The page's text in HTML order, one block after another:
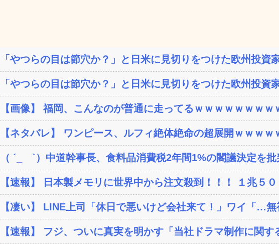
「やつらの目は節穴か？」と日米に見切りをつけた欧州投資
「やつらの目は節穴か？」と日米に見切りをつけた欧州投資
【画像】 福岡、こんなのが普通に走ってるｗｗｗｗｗｗｗ
【ネタバレ】 ワンピース、ルフィ絶体絶命の超展開ｗｗｗ
（ ´_ゝ`）中道幹事長、食料品消費税2年間1%の閣議決定を
【速報】 日本製メモリに世界中から注文殺到！！！ １兆５
【凄い】 LINE上司「休日で悪いけど会社来て！」ワイ「…無
【速報】 フジ、ついに真実を明かす「当社ドラマ制作に関